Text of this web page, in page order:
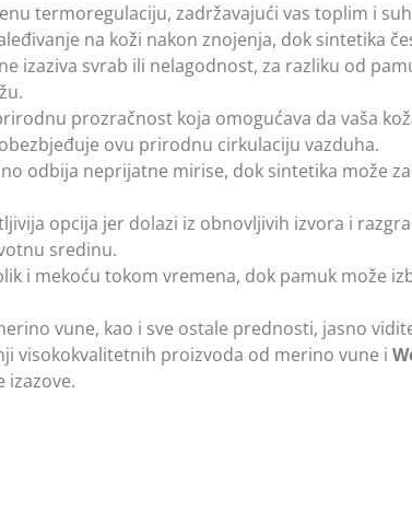
termoregulaciju, zadržavajući vas toplim i
na koži nakon znojenja, dok sintetika
izaziva svrab ili nelagodnost, za razliku od
prozračnost koja omogućava da vaša
ovu prirodnu cirkulaciju vazduha.
odbija neprijatne mirise, dok sintetika može
opcija jer dolazi iz obnovljivih izvora i
sredinu.
i mekoću tokom vremena, dok pamuk može
vune, kao i sve ostale prednosti, jasno
visokokvalitetnih proizvoda od merino vune i
izazove.